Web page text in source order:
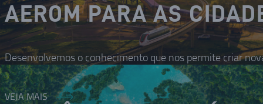
AEROM PARA AS
Desenvolvemos o conhecimento que nos permite criar
VEJA MAIS